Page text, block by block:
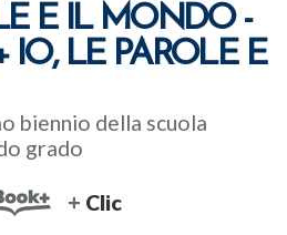
E IL MONDO -
IO, LE PAROLE E
biennio della scuola
grado
Clic